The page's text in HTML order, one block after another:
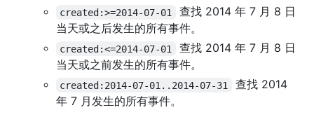
created:>=2014-07-01
查找 2014 年 7 月 8 日
当天或之后发生的所有事件。
created:<=2014-07-01
查找 2014 年 7 月 8 日
当天或之前发生的所有事件。
created:2014-07-01..2014-07-31
查找 2014
年 7 月发生的所有事件。